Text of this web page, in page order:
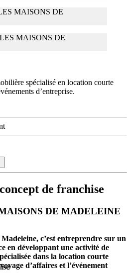
spécialisé en location courte
d’entreprise.
de franchise
DE MADELEINE
c’est entreprendre sur un
en développant une activité de
dans la location courte
d’affaires et l’événement